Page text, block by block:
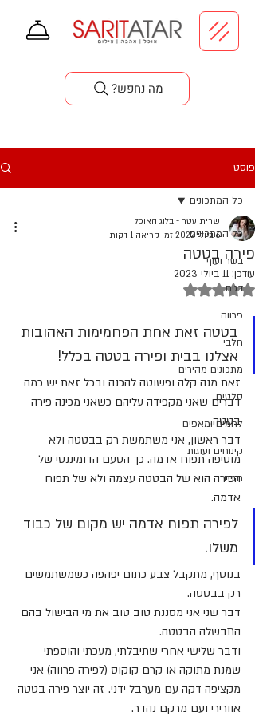
?מה נחפש
פוסט
כל המתכונים
בשר ועוף
דגים
פרווה
חלבי
מתכונים מהירים
סלטים
לחמים ומאפים
קינוחים ועוגות
חגים
כל המתכונים
פירה בטטה
שרית עטר - בלוג האוכל
6 ביולי 2022
זמן קריאה 1 דקות
עודכן: 11 ביולי 2023
דירוג של NaN מתוך 5 כוכבים
בטטה זאת אחת הפחמימות האהובות
אצלנו בבית ופירה בטטה בכלל!
זאת מנה קלה ופשוטה להכנה ובכל זאת יש כמה
דברים שאני מקפידה עליהם כשאני מכינה פירה
בטטה.
דבר ראשון, אני משתמשת רק בבטטה ולא
מוסיפה תפוח אדמה. כך הטעם הדומיננטי של
הפירה הוא של הבטטה עצמה ולא של תפוח
אדמה.
לפירה תפוח אדמה יש מקום של כבוד
משלו.
בנוסף, מתקבל צבע כתום יפהפה כשמשתמשים
רק בבטטה.
דבר שני אני מסננת טוב טוב את מי הבישול בהם
התבשלה הבטטה.
ודבר שלישי אחרי שתיבלתי, מעכתי והוספתי
שמנת מתוקה או קרם קוקוס (לפירה פרווה) אני
מקציפה דקה עם מערבל ידני. זה יוצר פירה בטטה
אוורירי ועם מרקם נהדר.